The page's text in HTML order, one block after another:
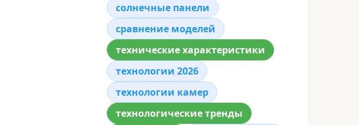
солнечные панели
сравнение моделей
технические характеристики
технологии 2026
технологии камер
технологические тренды